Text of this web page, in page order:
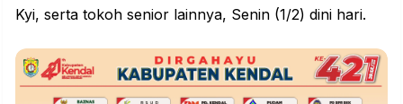
Kyi, serta tokoh senior lainnya, Senin (1/2) dini hari.